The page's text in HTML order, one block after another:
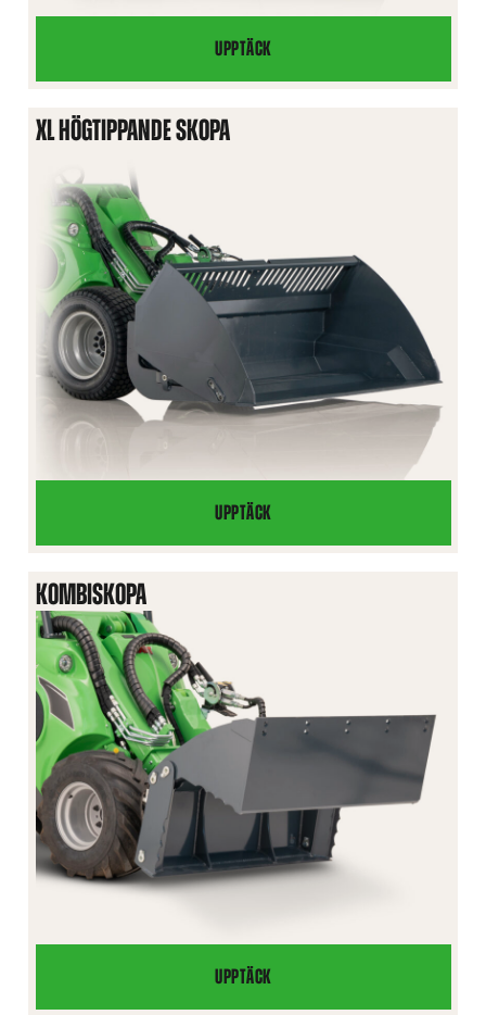
UPPTÄCK
HÖGTIPPANDE
SKOPA
XL HÖGTIPPANDE SKOPA
UPPTÄCK
XL
HÖGTIPPANDE
KOMBISKOPA
UPPTÄCK
KOMBISKOPA